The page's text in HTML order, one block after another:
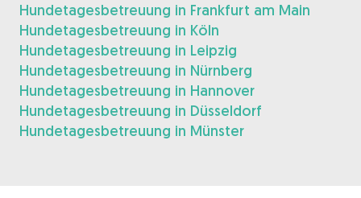
Hundetagesbetreuung in Frankfurt am Main
Hundetagesbetreuung in Köln
Hundetagesbetreuung in Leipzig
Hundetagesbetreuung in Nürnberg
Hundetagesbetreuung in Hannover
Hundetagesbetreuung in Düsseldorf
Hundetagesbetreuung in Münster